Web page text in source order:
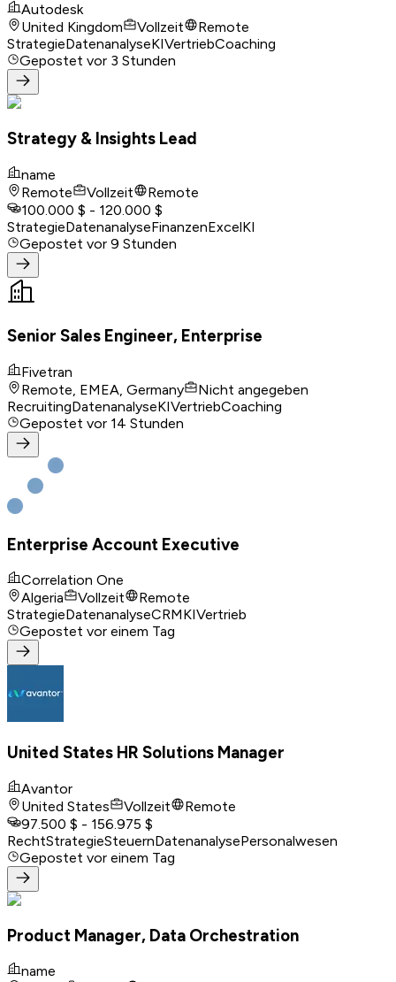
Autodesk
United Kingdom
Vollzeit
Remote
StrategieDatenanalyseKIVertriebCoaching
Gepostet vor 3 Stunden
Strategy & Insights Lead
name
Remote
Vollzeit
Remote
100.000 $ - 120.000 $
StrategieDatenanalyseFinanzenExcelKI
Gepostet vor 9 Stunden
Senior Sales Engineer, Enterprise
Fivetran
Remote, EMEA, Germany
Nicht angegeben
RecruitingDatenanalyseKIVertriebCoaching
Gepostet vor 14 Stunden
Enterprise Account Executive
Correlation One
Algeria
Vollzeit
Remote
StrategieDatenanalyseCRMKIVertrieb
Gepostet vor einem Tag
United States HR Solutions Manager
Avantor
United States
Vollzeit
Remote
97.500 $ - 156.975 $
RechtStrategieSteuernDatenanalysePersonalwesen
Gepostet vor einem Tag
Product Manager, Data Orchestration
name